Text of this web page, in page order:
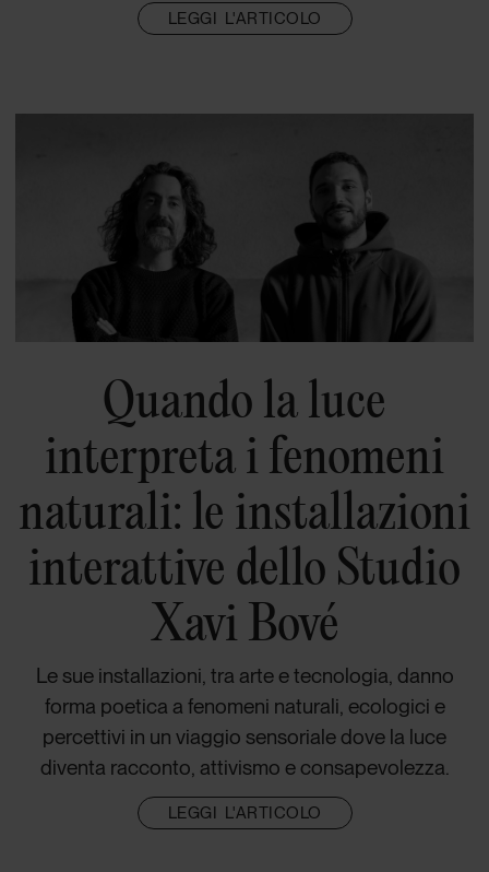
LEGGI L'ARTICOLO
Quando la luce
interpreta i fenomeni
naturali: le installazioni
interattive dello Studio
Xavi Bové
Le sue installazioni, tra arte e tecnologia, danno
forma poetica a fenomeni naturali, ecologici e
percettivi in un viaggio sensoriale dove la luce
diventa racconto, attivismo e consapevolezza.
LEGGI L'ARTICOLO